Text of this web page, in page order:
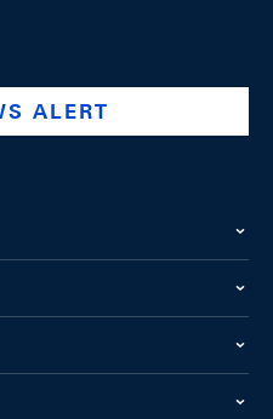
company/swiss-national-
@swissnationalbank
ALERT